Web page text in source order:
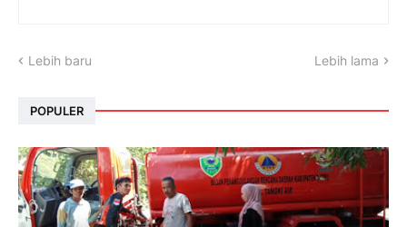
Lebih baru Lebih lama
POPULER